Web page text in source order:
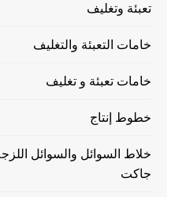
تعبئة وتغليف
خامات التعبئة والتغليف
خامات تعبئة و تغليف
خطوط إنتاج
خلاط السوائل والسوائل
جاكت